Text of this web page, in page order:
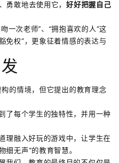
勇敢地去使用它，好好把握自己
一次老师”、“拥抱喜欢的人”这
免权”，更象征着情感的表达与
的情境，但它提出的教育理念
了每个学生的独特性，并用一种
理融入好玩的游戏中，让学生在
细无声”的教育智慧。